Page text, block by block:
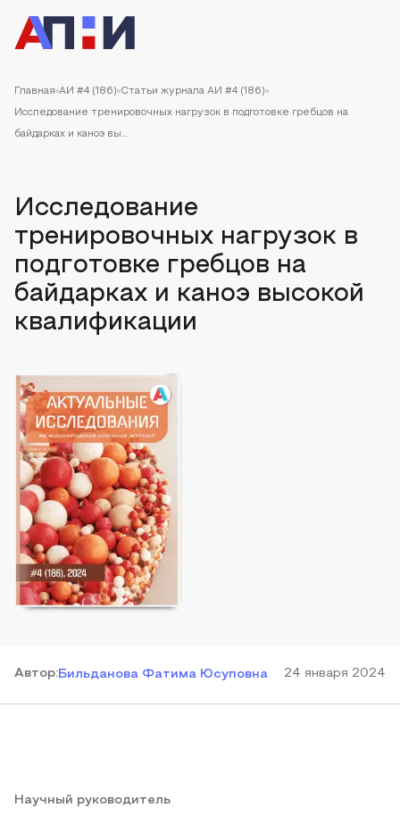
Главная АИ #4 (186) Статьи журнала АИ #4 (186)
Исследование тренировочных нагрузок в подготовке гребцов на
байдарках и каноэ вы...
Исследование
тренировочных нагрузок в
подготовке гребцов на
байдарках и каноэ высокой
квалификации
Автор:Бильданова Фатима Юсуповна 24 января 2024
Научный руководитель